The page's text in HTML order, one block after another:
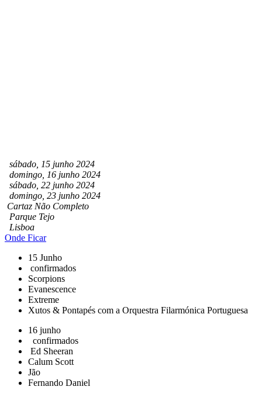
sábado, 15 junho 2024
domingo, 16 junho 2024
sábado, 22 junho 2024
domingo, 23 junho 2024
Cartaz Não Completo
Parque Tejo
Lisboa
Onde Ficar
15 Junho
confirmados
Scorpions
Evanescence
Extreme
Xutos & Pontapés com a Orquestra Filarmónica Portuguesa
16 junho
confirmados
Ed Sheeran
Calum Scott
Jão
Fernando Daniel